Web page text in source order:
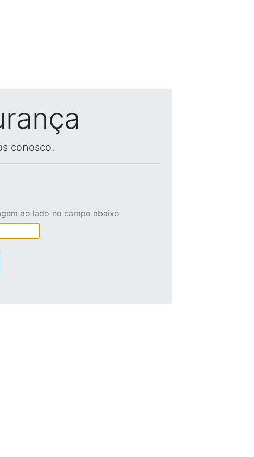
conosco.
ao lado no campo abaixo